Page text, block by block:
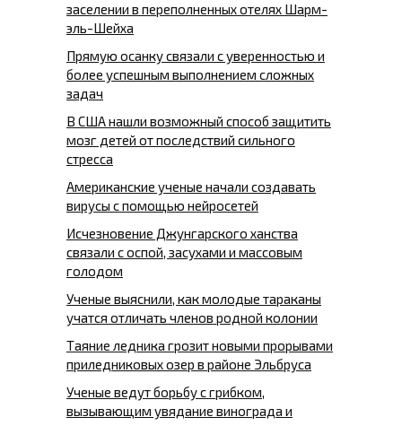
заселении в переполненных отелях Шарм-
эль-Шейха
Прямую осанку связали с уверенностью и
более успешным выполнением сложных
задач
В США нашли возможный способ защитить
мозг детей от последствий сильного
стресса
Американские ученые начали создавать
вирусы с помощью нейросетей
Исчезновение Джунгарского ханства
связали с оспой, засухами и массовым
голодом
Ученые выяснили, как молодые тараканы
учатся отличать членов родной колонии
Таяние ледника грозит новыми прорывами
приледниковых озер в районе Эльбруса
Ученые ведут борьбу с грибком,
вызывающим увядание винограда и